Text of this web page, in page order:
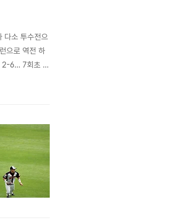
다소 투수전으
으로 역전 하
2-6... 7회초 또
수를 구대성